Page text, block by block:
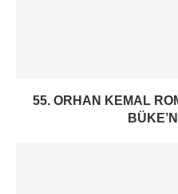
55. ORHAN KEMAL